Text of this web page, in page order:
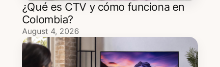
¿Qué es CTV y cómo funciona en
Colombia?
August 4, 2026